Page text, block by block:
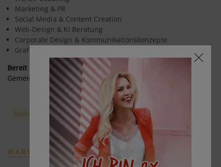
Marketing & PR
Social Media & Content Creation
Web-Design & KI Beratung
Corporate Design & Kommunikationskonzepte
Grafik Design & Drucksorten
Bereit für mehr Sichtbarkeit?
Gemeinsam bringen wir deine Marke zum Strahlen.
Mehr über meine Leistungen
WARUM MIT MIR?